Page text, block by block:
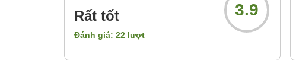
Rất tốt
Đánh giá: 22 lượt
3.9